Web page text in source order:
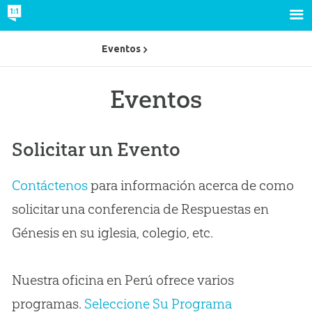
Eventos
Solicitar un Evento
Contáctenospara información acerca de como
solicitar una conferencia de Respuestas en
Génesis en su iglesia, colegio, etc.
Nuestra oficina en Perú ofrece varios
programas. Seleccione Su Programa
Eventos